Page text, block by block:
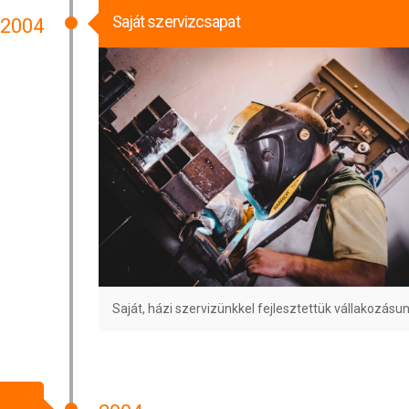
2004 Saját szervizcsapat
Saját, házi szervizünkkel fejlesztettük